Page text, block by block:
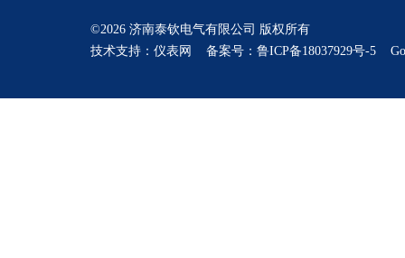
©2026 济南泰钦电气有限公司 版权所有
技术支持： 仪表网 备案号：鲁ICP备18037929号-5